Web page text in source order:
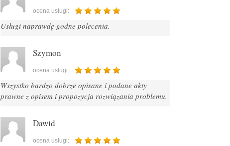
ocena usługi:
Usługi naprawdę godne polecenia.
Szymon
ocena usługi:
Wszystko bardzo dobrze opisane i podane akty
prawne z opisem i propozycja rozwiązania problemu.
Dawid
ocena usługi: